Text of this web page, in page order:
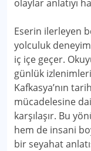
olaylar anlatıyı
Eserin ilerleyen
yolculuk
iç içe geçer.
günlük
Kafkasya’nın
mücadelesine
karşılaşır. Bu
hem de insani
bir seyahat